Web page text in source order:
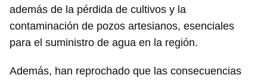
además de la pérdida de cultivos y la
contaminación de pozos artesianos, esenciales
para el suministro de agua en la región.
Además, han reprochado que las consecuencias